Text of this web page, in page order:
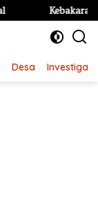
Kebakaran Hebat di
Desa Investigasi